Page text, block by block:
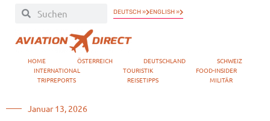
DEUTSCH » ENGLISH »
HOME ÖSTERREICH DEUTSCHLAND
SCHWEIZ
INTERNATIONAL
TOURISTIK
FOOD-INSIDER
TRIPREPORTS
REISETIPPS MILITÄR
Januar 13, 2026